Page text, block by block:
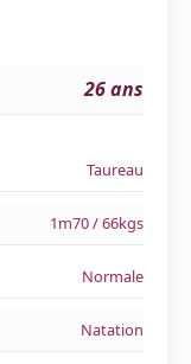
26 ans
Taureau
1m70 / 66kgs
Normale
Natation